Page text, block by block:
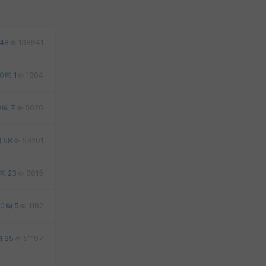
48 138941
0 1 1804
7 5626
58 53201
23 8815
0 5 1182
35 51197